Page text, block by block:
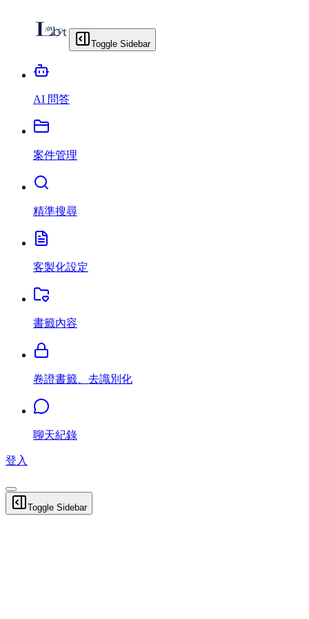
Toggle Sidebar
AI 問答
案件管理
精準搜尋
客製化設定
書籤內容
卷證書籤、去識別化
聊天紀錄
登入
Toggle Sidebar